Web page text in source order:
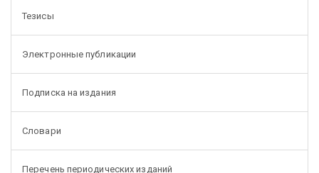
Тезисы
Электронные публикации
Подписка на издания
Словари
Перечень периодических изданий